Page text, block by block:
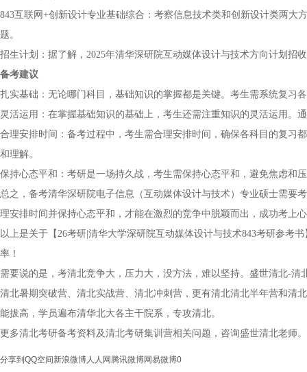
843互联网+创新设计专业基础综合：考察信息技术类和创新设计类两
题。
招生计划：据了解，2025年清华深研院互动媒体设计与技术方向计划招
备考建议
扎实基础：无论哪门科目，基础知识的掌握都是关键。考生需系统复习
灵活运用：在掌握基础知识的基础上，考生还需注重知识的灵活运用。
合理安排时间：备考过程中，考生需合理安排时间，确保各科目的复习
和理解。
保持心态平和：考研是一场持久战，考生需保持心态平和，避免焦虑和
总之，备考清华深研院电子信息（互动媒体设计与技术）专业硕士需要
理安排时间并保持心态平和，才能在激烈的竞争中脱颖而出，成功考上
以上是关于【26考研|清华大学深研院互动媒体设计与技术843考研参考
率！
需要说的是，考清北竞争大，压力大，没方法，难以坚持。盛世清北-
清北暑期突破营、清北实战营、清北冲刺营，更有清北清北半年营和清
能拔高，学员遍布清华北大各主干院系，专攻清北。
更多清北考研备考资料及清北考研集训营相关问题，咨询盛世清北老师。
分享到 QQ空间 新浪微博人人网 腾讯微博网易微博0